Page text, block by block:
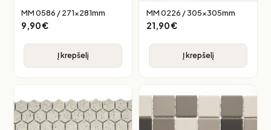
MM 0586 / 271x281mm
9,90€
Į krepšelį
MM 0226 / 305x305mm
21,90€
Į krepšelį